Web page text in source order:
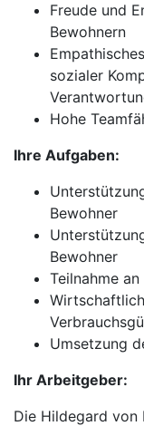
Freude und
Bewohnern
sozialer
Hohe
Ihre Aufgaben:
Bewohner
Bewohner
Teilnahme
Umsetzung
Ihr Arbeitgeber:
Die Hildegard von